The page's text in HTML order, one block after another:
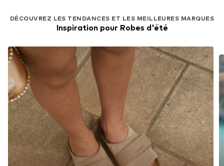
DÉCOUVREZ LES TENDANCES ET LES MEILLEURES MARQUES
Inspiration pour Robes d'été